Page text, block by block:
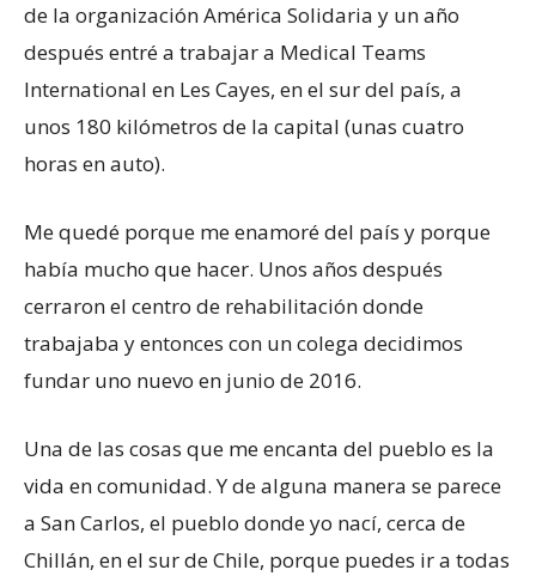
de la organización América Solidaria y un año
después entré a trabajar a Medical Teams
International en Les Cayes, en el sur del país, a
unos 180 kilómetros de la capital (unas cuatro
horas en auto).
Me quedé porque me enamoré del país y porque
había mucho que hacer. Unos años después
cerraron el centro de rehabilitación donde
trabajaba y entonces con un colega decidimos
fundar uno nuevo en junio de 2016.
Una de las cosas que me encanta del pueblo es la
vida en comunidad. Y de alguna manera se parece
a San Carlos, el pueblo donde yo nací, cerca de
Chillán, en el sur de Chile, porque puedes ir a todas